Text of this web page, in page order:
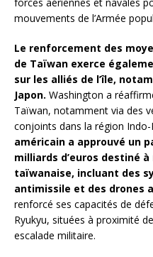
mouvements de l’Armée
Le renforcement des
de Taïwan exerce
sur les alliés de l’île,
Japon. Washington a
Taïwan, notamment via des
conjoints dans la région Indo-
américain a approuvé un
milliards d’euros destiné
taïwanaise, incluant des
antimissile et des drones
renforcé ses capacités de
Ryukyu, situées à proximité
escalade militaire.